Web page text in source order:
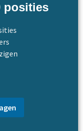
posities